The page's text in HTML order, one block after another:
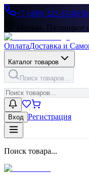
+7 (499) 322-33-86|
Москва, Пятницкое
ОплатаДоставка и
Каталог товаров
Поиск товаров...
Вход Регистрация
Поиск товара...